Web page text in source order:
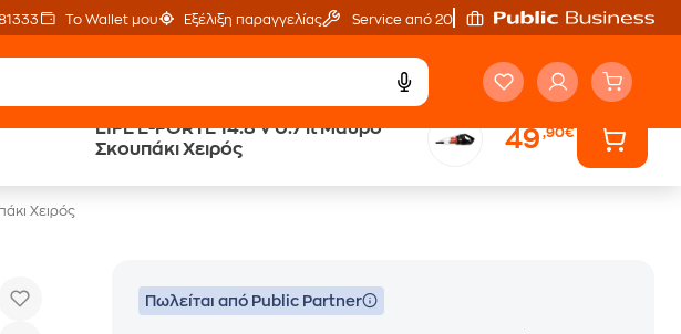
Το Wallet μου Εξέλιξη παραγγελίας Service από 20'
LIFE E-FORTE 14.8 V 0.7 lt Μαύρο
Σκουπάκι Χειρός
49,90€
Δωρεάν Μεταφορικά Public επιστροφή €
Χειρός
Πωλείται από Public Partner